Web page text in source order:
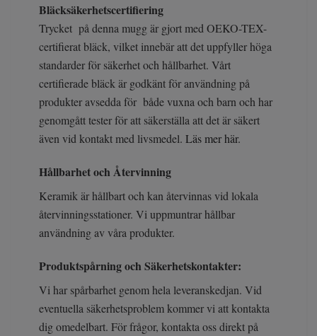
Bläcksäkerhetscertifiering
Trycket på denna mugg är gjort med OEKO-TEX-
certifierat bläck, vilket innebär att det uppfyller höga
standarder för säkerhet och hållbarhet. Vårt
certifierade bläck är godkänt för användning på
produkter avsedda för både vuxna och barn och har
genomgått tester för att säkerställa att det är säkert
även vid kontakt med livsmedel. Läs mer här.
Hållbarhet och Återvinning
Keramik är hållbart och kan återvinnas vid lokala
återvinningsstationer. Vi uppmuntrar hållbar
användning av våra produkter.
Produktspårning och Säkerhetskontakter:
Vi har spårbarhet genom hela leveranskedjan. Vid
eventuella säkerhetsproblem kommer vi att kontakta
dig omedelbart. För frågor, kontakta oss direkt på